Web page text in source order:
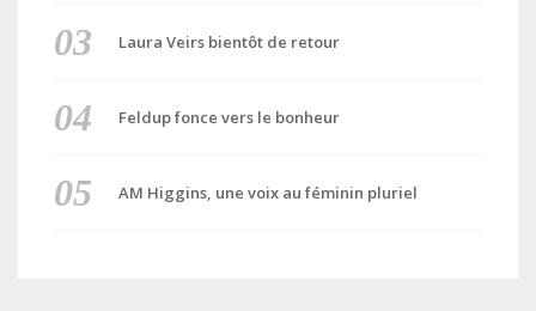
Laura Veirs bientôt de retour
Feldup fonce vers le bonheur
AM Higgins, une voix au féminin pluriel